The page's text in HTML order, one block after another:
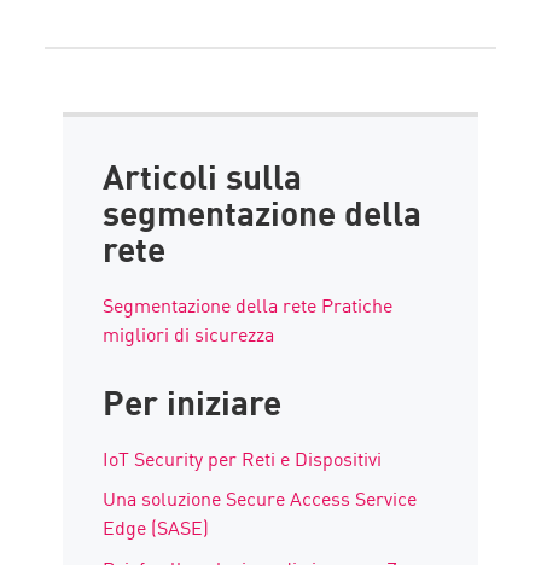
Articoli sulla
segmentazione della
rete
Segmentazione della rete Pratiche
migliori di sicurezza
Per iniziare
IoT Security per Reti e Dispositivi
Una soluzione Secure Access Service
Edge (SASE)